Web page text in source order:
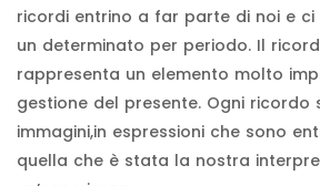
ricordi entrino a far parte di noi e
un determinato per periodo. Il
rappresenta un elemento molto
gestione del presente. Ogni ricordo
immagini,in espressioni che sono
quella che è stata la nostra